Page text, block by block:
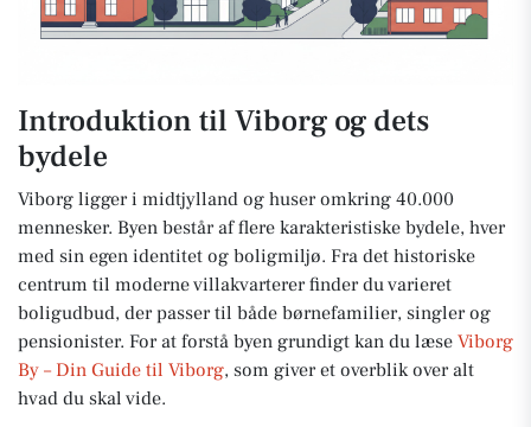
Introduktion til Viborg og dets
bydele
Viborg ligger i midtjylland og huser omkring 40.000
mennesker. Byen består af flere karakteristiske bydele, hver
med sin egen identitet og boligmiljø. Fra det historiske
centrum til moderne villakvarterer finder du varieret
boligudbud, der passer til både børnefamilier, singler og
pensionister. For at forstå byen grundigt kan du læse Viborg
By – Din Guide til Viborg, som giver et overblik over alt
hvad du skal vide.